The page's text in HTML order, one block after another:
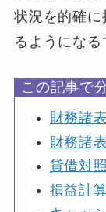
状況を的確に
るようになる
この記事で
財務諸
財務諸
貸借対
損益計